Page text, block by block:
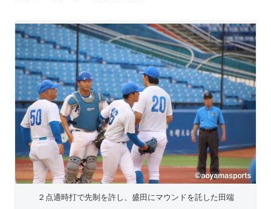
２点適時打で先制を許し、盛田にマウンドを託した田端